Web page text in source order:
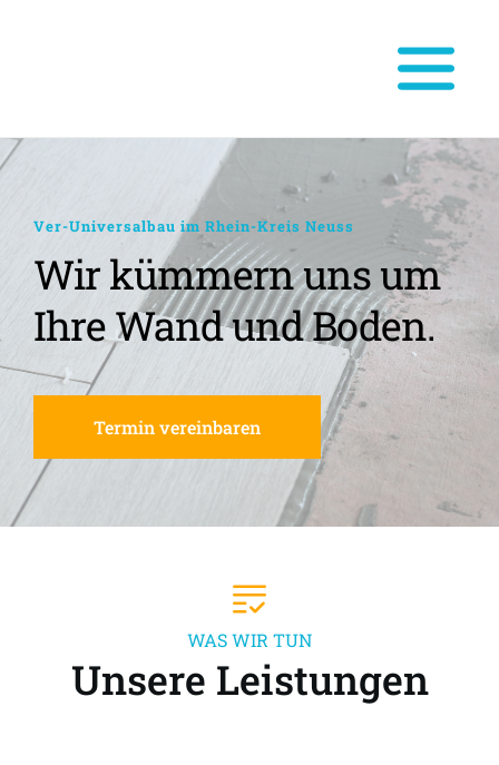
Ver-Universalbau im Rhein-Kreis Neuss
Wir kümmern uns um
Ihre Wand und Boden.
Termin vereinbaren
WAS WIR TUN
Unsere Leistungen